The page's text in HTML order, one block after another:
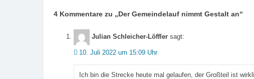
4 Kommentare zu „Der Gemeindelauf nimmt Gestalt an“
Julian Schleicher-Löffler sagt:
10. Juli 2022 um 15:09 Uhr
Ich bin die Strecke heute mal gelaufen, der Großteil ist